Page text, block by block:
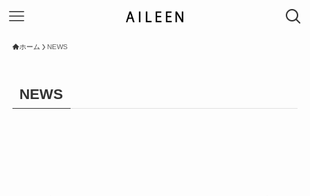
ホーム NEWS
NEWS